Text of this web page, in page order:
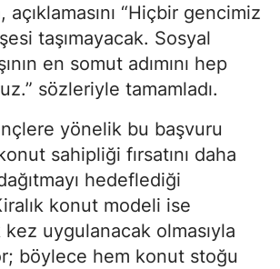
açıklamasını “Hiçbir gencimiz
taşımayacak. Sosyal
en somut adımını hep
sözleriyle tamamladı.
yönelik bu başvuru
sahipliği fırsatını daha
hedeflediği
konut modeli ise
kez uygulanacak olmasıyla
böylece hem konut stoğu